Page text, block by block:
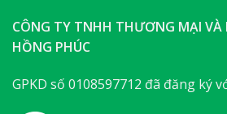
CÔNG TY TNHH THƯƠNG MẠI VÀ
HỒNG PHÚC
GPKD số 0108597712 đã đăng ký